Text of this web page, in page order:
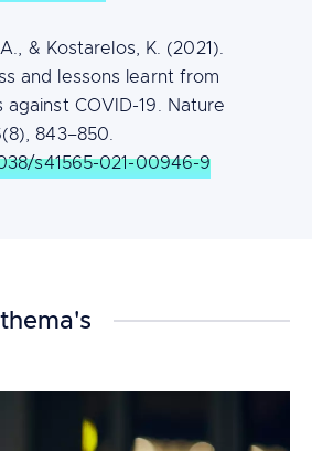
& Kostarelos, K. (2021).
and lessons learnt from
against COVID-19. Nature
843–850.
s41565-021-00946-9